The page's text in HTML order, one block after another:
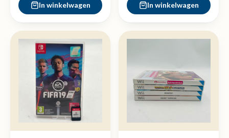
In winkelwagen In winkelwagen